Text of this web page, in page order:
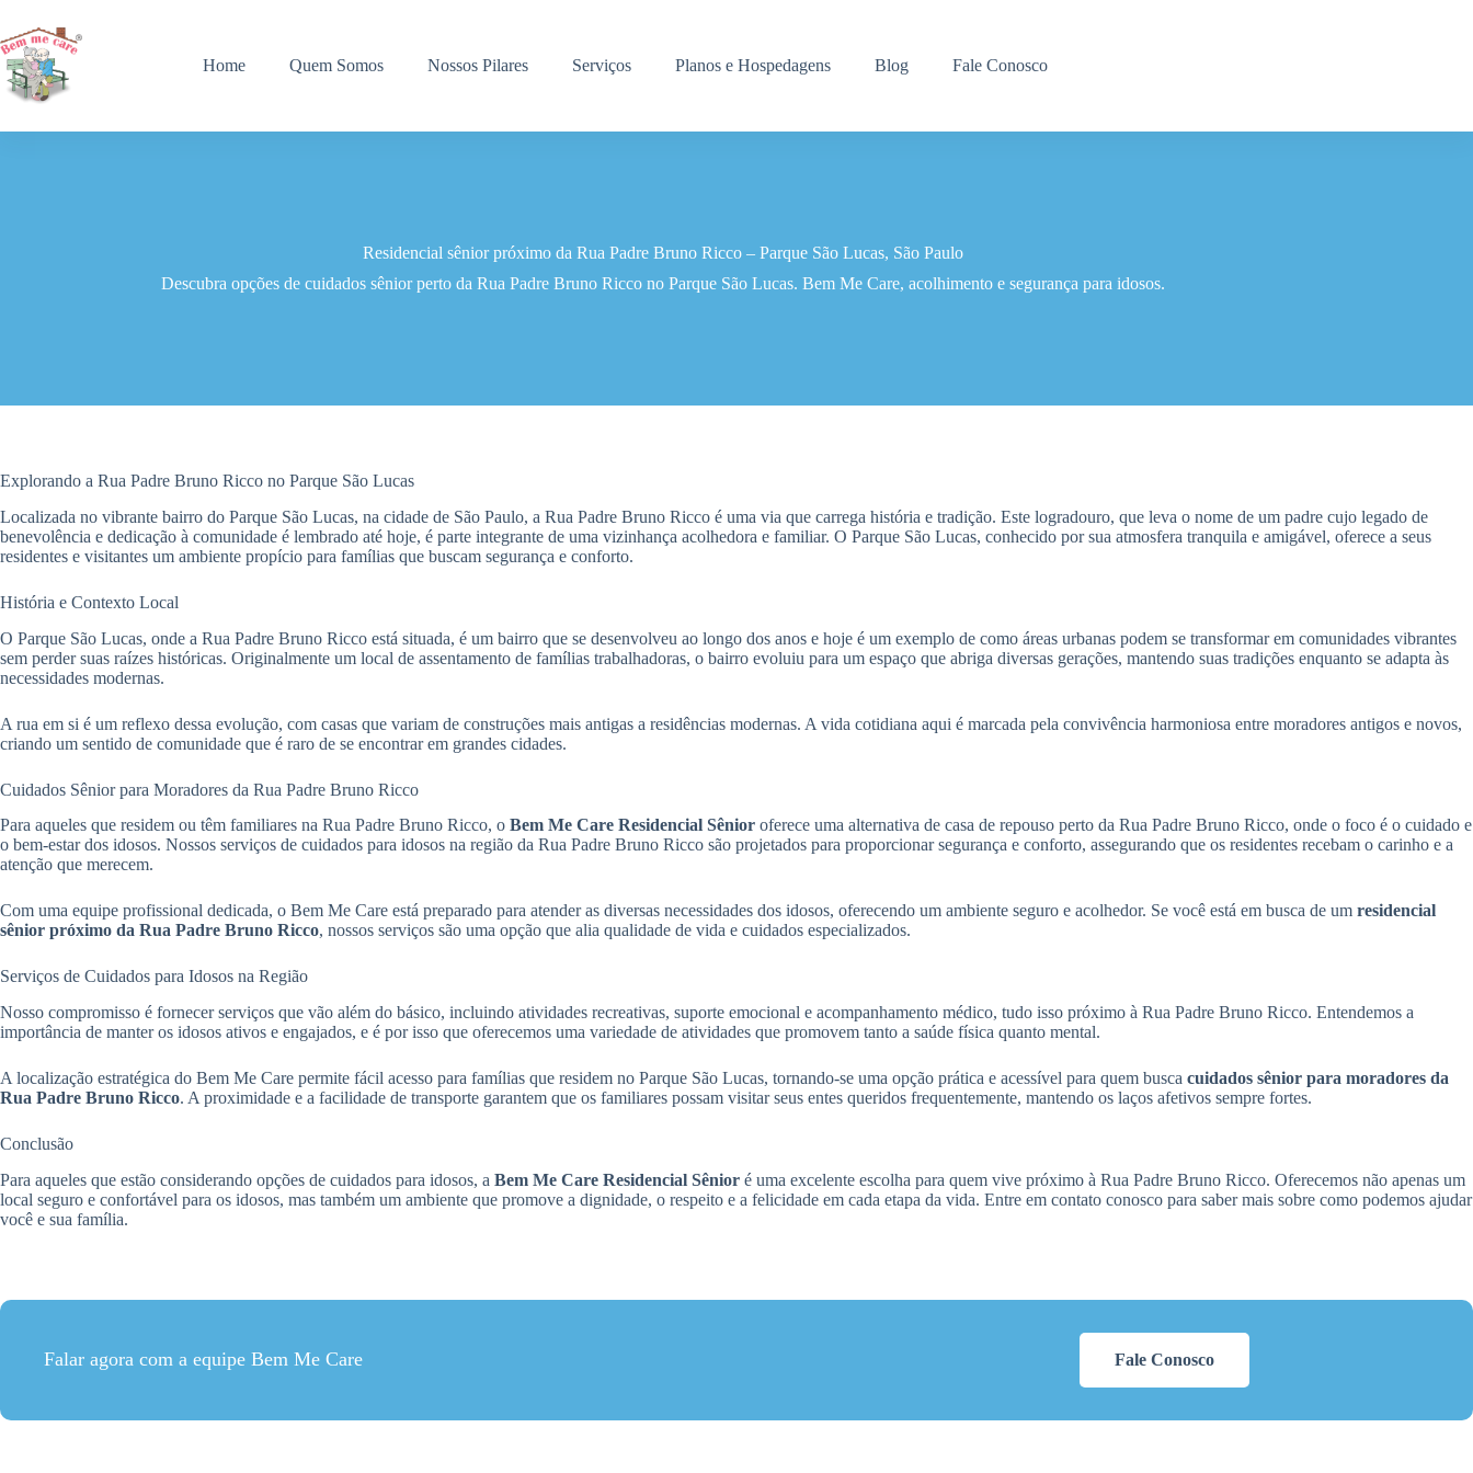
para
o
conteúdo
Home Quem Somos Nossos Pilares Serviços Planos e Hospedagens Blog Fale Conosco
Residencial sênior próximo da Rua Padre Bruno Ricco – Parque São Lucas, São Paulo
Descubra opções de cuidados sênior perto da Rua Padre Bruno Ricco no Parque São Lucas. Bem Me Care, acolhimento e segurança para idosos.
Explorando a Rua Padre Bruno Ricco no Parque São Lucas
Localizada no vibrante bairro do Parque São Lucas, na cidade de São Paulo, a Rua Padre Bruno Ricco é uma via que carrega história e tradição. Este logradouro, que leva o nome de um padre cujo legado de
benevolência e dedicação à comunidade é lembrado até hoje, é parte integrante de uma vizinhança acolhedora e familiar. O Parque São Lucas, conhecido por sua atmosfera tranquila e amigável, oferece a seus
residentes e visitantes um ambiente propício para famílias que buscam segurança e conforto.
História e Contexto Local
O Parque São Lucas, onde a Rua Padre Bruno Ricco está situada, é um bairro que se desenvolveu ao longo dos anos e hoje é um exemplo de como áreas urbanas podem se transformar em comunidades vibrantes
sem perder suas raízes históricas. Originalmente um local de assentamento de famílias trabalhadoras, o bairro evoluiu para um espaço que abriga diversas gerações, mantendo suas tradições enquanto se adapta às
necessidades modernas.
A rua em si é um reflexo dessa evolução, com casas que variam de construções mais antigas a residências modernas. A vida cotidiana aqui é marcada pela convivência harmoniosa entre moradores antigos e novos,
criando um sentido de comunidade que é raro de se encontrar em grandes cidades.
Cuidados Sênior para Moradores da Rua Padre Bruno Ricco
Para aqueles que residem ou têm familiares na Rua Padre Bruno Ricco, o Bem Me Care Residencial Sênior oferece uma alternativa de casa de repouso perto da Rua Padre Bruno Ricco, onde o foco é o cuidado e
o bem-estar dos idosos. Nossos serviços de cuidados para idosos na região da Rua Padre Bruno Ricco são projetados para proporcionar segurança e conforto, assegurando que os residentes recebam o carinho e a
atenção que merecem.
Com uma equipe profissional dedicada, o Bem Me Care está preparado para atender as diversas necessidades dos idosos, oferecendo um ambiente seguro e acolhedor. Se você está em busca de um residencial
sênior próximo da Rua Padre Bruno Ricco, nossos serviços são uma opção que alia qualidade de vida e cuidados especializados.
Serviços de Cuidados para Idosos na Região
Nosso compromisso é fornecer serviços que vão além do básico, incluindo atividades recreativas, suporte emocional e acompanhamento médico, tudo isso próximo à Rua Padre Bruno Ricco. Entendemos a
importância de manter os idosos ativos e engajados, e é por isso que oferecemos uma variedade de atividades que promovem tanto a saúde física quanto mental.
A localização estratégica do Bem Me Care permite fácil acesso para famílias que residem no Parque São Lucas, tornando-se uma opção prática e acessível para quem busca cuidados sênior para moradores da
Rua Padre Bruno Ricco. A proximidade e a facilidade de transporte garantem que os familiares possam visitar seus entes queridos frequentemente, mantendo os laços afetivos sempre fortes.
Conclusão
Para aqueles que estão considerando opções de cuidados para idosos, a Bem Me Care Residencial Sênior é uma excelente escolha para quem vive próximo à Rua Padre Bruno Ricco. Oferecemos não apenas um
local seguro e confortável para os idosos, mas também um ambiente que promove a dignidade, o respeito e a felicidade em cada etapa da vida. Entre em contato conosco para saber mais sobre como podemos ajudar
você e sua família.
Falar agora com a equipe Bem Me Care Fale Conosco